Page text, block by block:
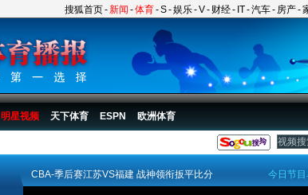
搜狐首页-新闻 -体育-S-娱乐-V- 财经- IT-汽车- 房产-
明星视频 天下体育 ESPN 欧洲体育
今日节
CBA-季后赛江苏VS福建 战神领衔扳平比分